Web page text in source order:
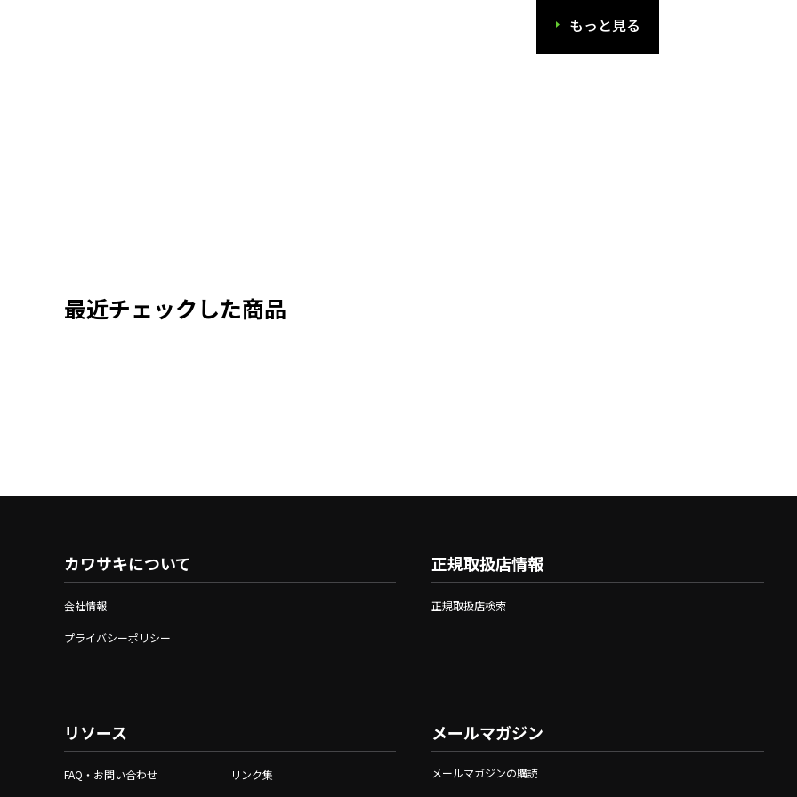
もっと見る
最近チェックした商品
カワサキについて
会社情報
プライバシーポリシー
リソース
FAQ・お問い合わせ リンク集
正規取扱店情報
正規取扱店検索
メールマガジン
メールマガジンの購読